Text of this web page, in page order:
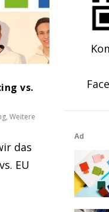
vs.
, Weitere
das
EU